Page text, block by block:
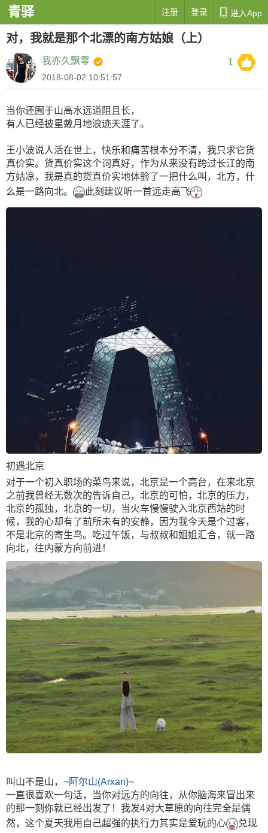
青驿  进入App
注册 登录
对，我就是那个北漂的南方姑娘（上）
1
我亦久飘零
2018-08-02 10:51:57
当你还囿于山高水远道阻且长，
有人已经披星戴月地浪迹天涯了。
王小波说人活在世上，快乐和痛苦根本分不清，我只求它货
真价实。货真价实这个词真好，作为从来没有跨过长江的南
方姑凉，我是真的货真价实地体验了一把什么叫，北方，什
么是一路向北。
此刻建议听一首远走高飞
初遇北京
对于一个初入职场的菜鸟来说，北京是一个高台，在来北京
之前我曾经无数次的告诉自己，北京的可怕，北京的压力，
北京的孤独，北京的一切，当火车慢慢驶入北京西站的时
候，我的心却有了前所未有的安静，因为我今天是个过客，
不是北京的寄生鸟。吃过午饭，与叔叔和姐姐汇合，就一路
向北，往内蒙方向前进！
叫山不是山， ~阿尔山(Arxan)~
一直很喜欢一句话，当你对远方的向往，从你脑海来冒出来
的那一刻你就已经出发了！我发4对大草原的向往完全是偶
然，这个夏天我用自己超强的执行力其实是爱玩的心
兑现